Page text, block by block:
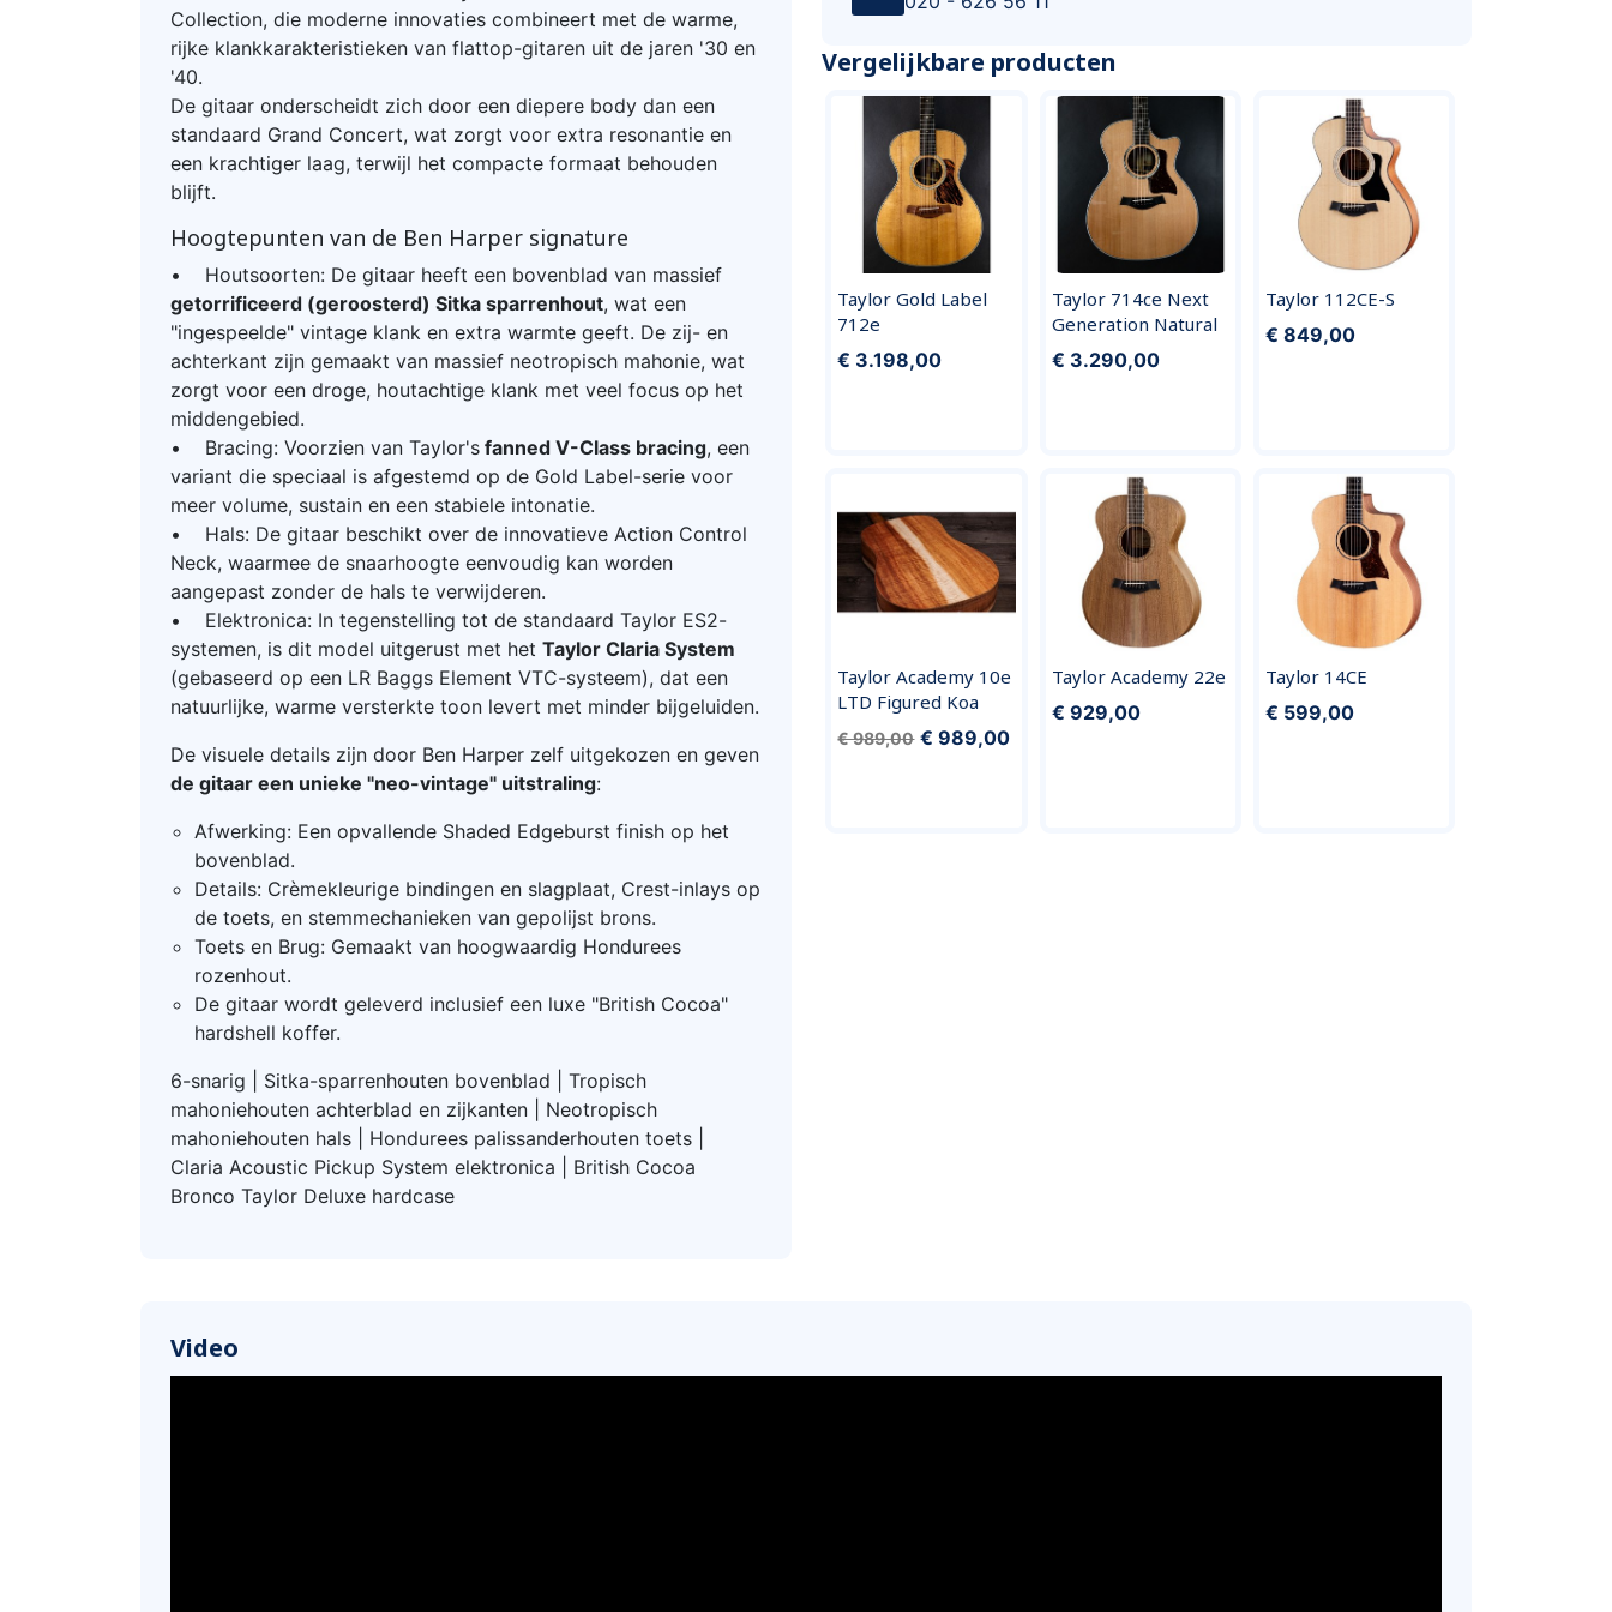
Collection, die moderne innovaties combineert met de warme,
rijke klankkarakteristieken van flattop-gitaren uit de jaren '30 en
'40.
De gitaar onderscheidt zich door een diepere body dan een
standaard Grand Concert, wat zorgt voor extra resonantie en
een krachtiger laag, terwijl het compacte formaat behouden
blijft.
Hoogtepunten van de Ben Harper signature
• Houtsoorten: De gitaar heeft een bovenblad van massief
getorrificeerd (geroosterd) Sitka sparrenhout, wat een
"ingespeelde" vintage klank en extra warmte geeft. De zij- en
achterkant zijn gemaakt van massief neotropisch mahonie, wat
zorgt voor een droge, houtachtige klank met veel focus op het
middengebied.
• Bracing: Voorzien van Taylor's fanned V-Class bracing, een
variant die speciaal is afgestemd op de Gold Label-serie voor
meer volume, sustain en een stabiele intonatie.
• Hals: De gitaar beschikt over de innovatieve Action Control
Neck, waarmee de snaarhoogte eenvoudig kan worden
aangepast zonder de hals te verwijderen.
• Elektronica: In tegenstelling tot de standaard Taylor ES2-
systemen, is dit model uitgerust met het Taylor Claria System
(gebaseerd op een LR Baggs Element VTC-systeem), dat een
natuurlijke, warme versterkte toon levert met minder bijgeluiden.
De visuele details zijn door Ben Harper zelf uitgekozen en geven
de gitaar een unieke "neo-vintage" uitstraling:
Afwerking: Een opvallende Shaded Edgeburst finish op het
bovenblad.
Details: Crèmekleurige bindingen en slagplaat, Crest-inlays op
de toets, en stemmechanieken van gepolijst brons.
Toets en Brug: Gemaakt van hoogwaardig Hondurees
rozenhout.
De gitaar wordt geleverd inclusief een luxe "British Cocoa"
hardshell koffer.
6-snarig | Sitka-sparrenhouten bovenblad | Tropisch
mahoniehouten achterblad en zijkanten | Neotropisch
mahoniehouten hals | Hondurees palissanderhouten toets |
Claria Acoustic Pickup System elektronica | British Cocoa
Bronco Taylor Deluxe hardcase
Vergelijkbare producten
Taylor Gold Label
712e
€ 3.198,00
Taylor 714ce Next
Generation Natural
€ 3.290,00
Taylor 112CE-S
€ 849,00
Taylor Academy 10e
LTD Figured Koa
€ 989,00 € 989,00
Taylor Academy 22e
€ 929,00
Taylor 14CE
€ 599,00
Video